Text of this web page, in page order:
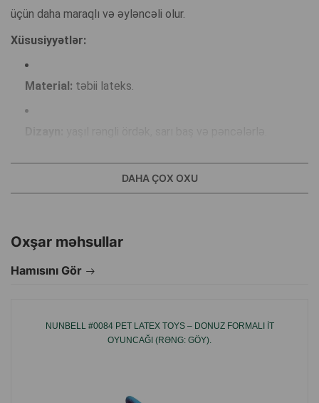
üçün daha maraqlı və əyləncəli olur.
Xüsusiyyətlər:
Material: təbii lateks.
Üstünlüklər:
DAHA ÇOX OXU
Oxşar məhsullar
Hamısını Gör
NUNBELL #0084 PET LATEX TOYS – DONUZ FORMALI IT
OYUNCAĞI (RƏNG: GÖY).